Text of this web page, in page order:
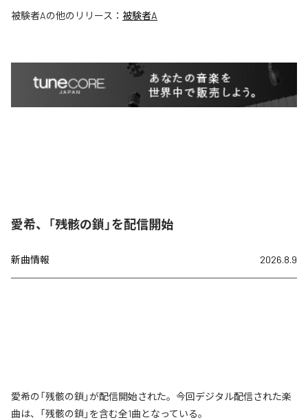
被験者Aの他のリリース： 被験者A
愛希、「残骸の鎖」を配信開始
新曲情報 2026.8.9
愛希の「残骸の鎖」が配信開始された。今回デジタル配信された楽
曲は、「残骸の鎖」を含む全1曲となっている。